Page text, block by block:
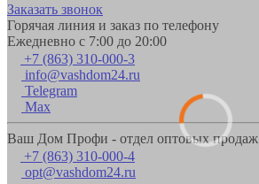
Заказать звонок
Горячая линия и заказ по телефону
Ежедневно с 7:00 до 20:00
+7 (863) 310-000-3
info@vashdom24.ru
Telegram
Max
Ваш Дом Профи - отдел оптовых продаж
+7 (863) 310-000-4
opt@vashdom24.ru